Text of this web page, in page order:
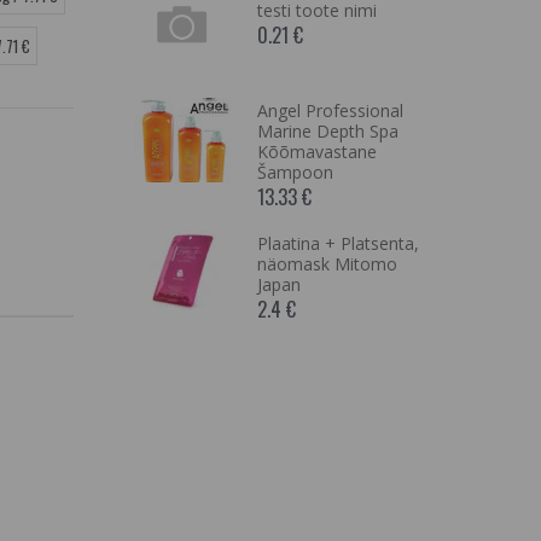
€
100ml,
vaha
Mask
VÄLJAS
testi toote nimi
0.21 €
Angel Professional
Marine Depth Spa
Kõõmavastane
Šampoon
13.33 €
Plaatina + Platsenta,
näomask Mitomo
Japan
2.4 €